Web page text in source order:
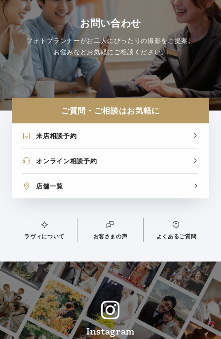
お問い合わせ
フォトプランナーがお二人にぴったりの撮影をご提案。
お悩みなどお気軽にご相談ください。
ご質問・ご相談はお気軽に
来店相談予約
オンライン相談予約
店舗一覧
ラヴィについて お客さまの声 よくあるご質問
Instagram